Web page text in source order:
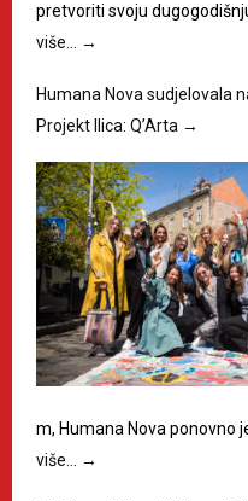
pretvoriti svoju
više… →
Humana Nova sudjelovala
Projekt Ilica: Q’Arta →
m, Humana Nova ponovno
više… →